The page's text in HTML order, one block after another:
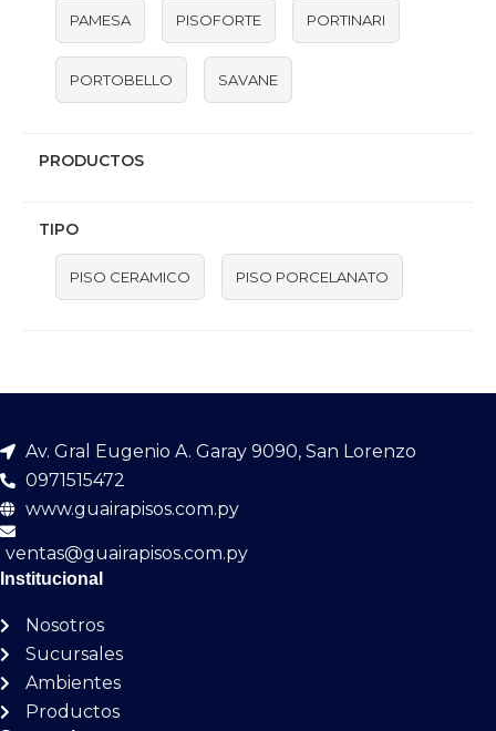
PAMESA PISOFORTE PORTINARI
PORTOBELLO SAVANE
PRODUCTOS
TIPO
PISO CERAMICO PISO PORCELANATO
Av. Gral Eugenio A. Garay 9090, San Lorenzo
0971515472
www.guairapisos.com.py
ventas@guairapisos.com.py
Institucional
Nosotros
Sucursales
Ambientes
Productos